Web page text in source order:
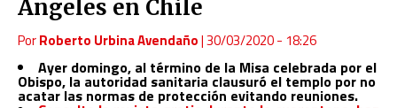
Ángeles en Chile
PorRoberto Urbina Avendaño|30/03/2020 - 18:26
Ayer domingo, al término de la Misa celebrada por el
Obispo, la autoridad sanitaria clausuró el templo por no
acatar las normas de protección evitando reuniones.